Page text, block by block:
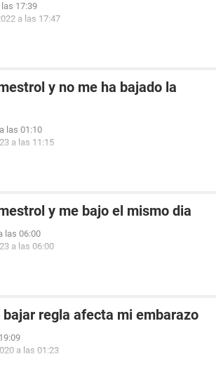
17:39
a las 17:47
y no me ha bajado la
las 01:10
a las 11:15
y me bajo el mismo dia
las 06:00
a las 06:00
regla afecta mi embarazo
a las 01:23